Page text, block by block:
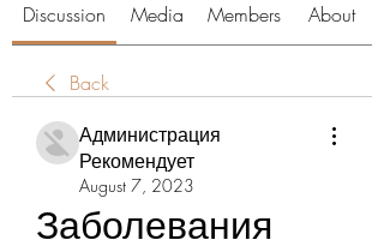
Discussion Media Members About
Back
Администрация
Рекомендует
August 7, 2023
Заболевания